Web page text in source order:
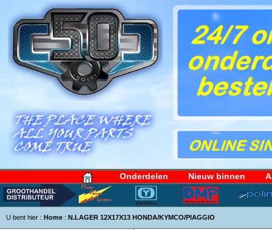
Onderdelen Nieuw binnen
U bent hier : Home : N.LAGER 12X17X13 HONDA/KYMCO/PIAGGIO